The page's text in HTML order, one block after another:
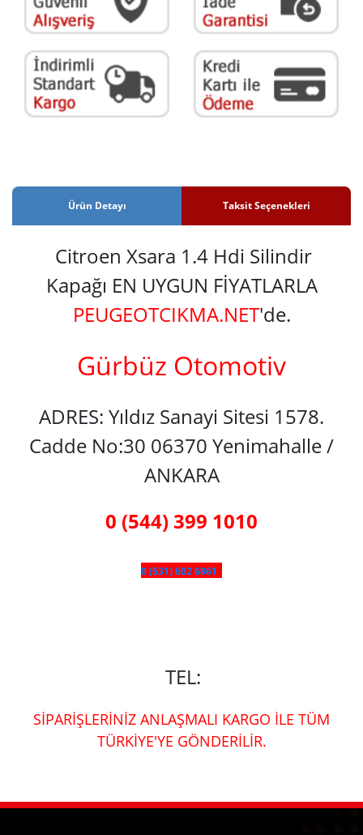
Ürün Detayı Taksit Seçenekleri
Citroen Xsara 1.4 Hdi Silindir
Kapağı EN UYGUN FİYATLARLA
PEUGEOTCIKMA.NET'de.
Gürbüz Otomotiv
ADRES: Yıldız Sanayi Sitesi 1578.
Cadde No:30 06370 Yenimahalle /
ANKARA
0 (544) 399 1010
0 (531) 602 6861
TEL:
SİPARİŞLERİNİZ ANLAŞMALI KARGO İLE TÜM
TÜRKİYE'YE GÖNDERİLİR.